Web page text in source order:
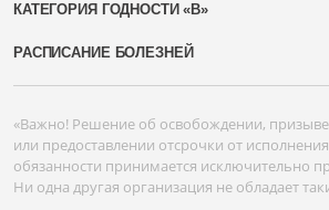
КАТЕГОРИЯ ГОДНОСТИ «В»
РАСПИСАНИЕ БОЛЕЗНЕЙ
«Важно! Решение об освобождении,
или предоставлении отсрочки от
обязанности принимается исключительно
Ни одна другая организация не обладает